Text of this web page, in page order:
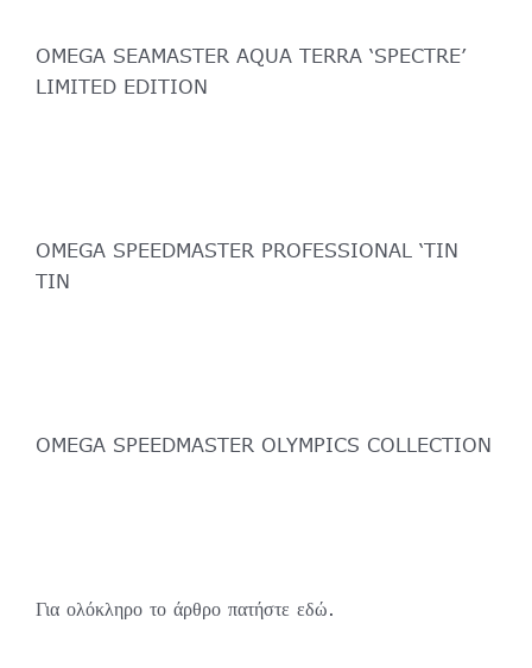
OMEGA SEAMASTER AQUA TERRA ‘SPECTRE’
LIMITED EDITION
OMEGA SPEEDMASTER PROFESSIONAL ‘TIN
TIN
OMEGA SPEEDMASTER OLYMPICS COLLECTION
Για ολόκληρο το άρθρο πατήστε εδώ.